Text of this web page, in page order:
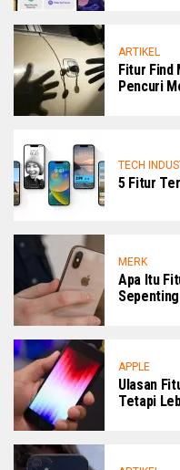
ARTIKEL
Fitur Find
Pencuri
TECH
5 Fitur
MERK
Apa Itu
APPLE
Ulasan
Tetapi